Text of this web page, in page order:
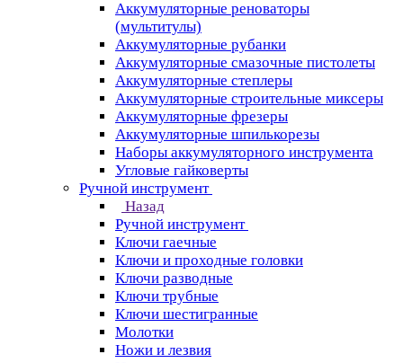
Аккумуляторные реноваторы
(мультитулы)
Аккумуляторные рубанки
Аккумуляторные смазочные пистолеты
Аккумуляторные степлеры
Аккумуляторные строительные миксеры
Аккумуляторные фрезеры
Аккумуляторные шпилькорезы
Наборы аккумуляторного инструмента
Угловые гайковерты
Ручной инструмент
Назад
Ручной инструмент
Ключи гаечные
Ключи и проходные головки
Ключи разводные
Ключи трубные
Ключи шестигранные
Молотки
Ножи и лезвия